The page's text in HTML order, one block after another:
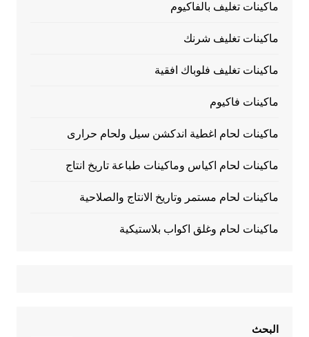
ماكينات تغليف بالفاكيوم
ماكينات تغليف شرنك
ماكينات تغليف فلوباك افقية
ماكينات فاكيوم
ماكينات لحام اغطية اندكشن سيل ولحام حرارى
ماكينات لحام اكياس وماكينات طباعة تاريخ انتاج
ماكينات لحام مستمر وتاريخ الانتاج والصلاحية
ماكينات لحام وغلق اكواب بلاستيكية
البحث